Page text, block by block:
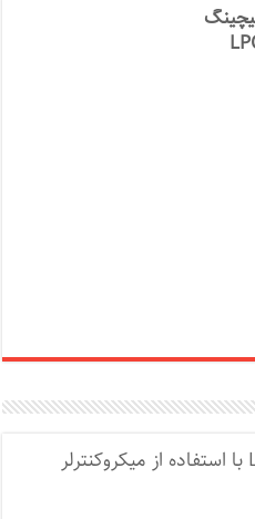
مدار دیمر پاور LED با استفاده از میکروکنترلر